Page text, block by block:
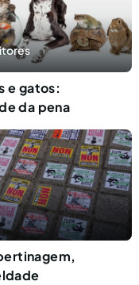
e gatos:
da pena